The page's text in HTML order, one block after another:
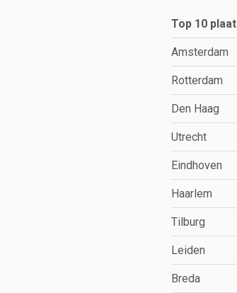
Top 10
Amsterdam
Rotterdam
Den Haag
Utrecht
Eindhoven
Haarlem
Tilburg
Leiden
Breda